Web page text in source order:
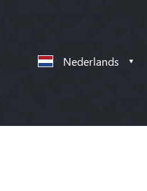
Nederlands